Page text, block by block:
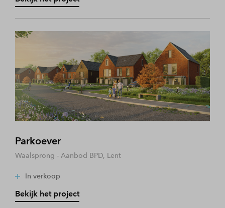
Parkoever
Waalsprong - Aanbod BPD, Lent
In verkoop
Bekijk het project